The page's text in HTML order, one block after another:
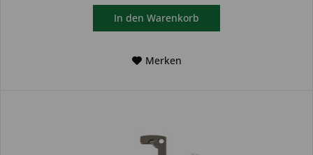
In den Warenkorb
Merken